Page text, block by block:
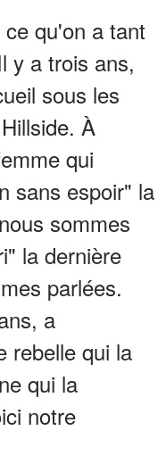
qu'on a tant
y a trois ans,
sous les
À
qui
sans espoir" la
sommes
la dernière
parlées.
a
rebelle qui la
qui la
notre